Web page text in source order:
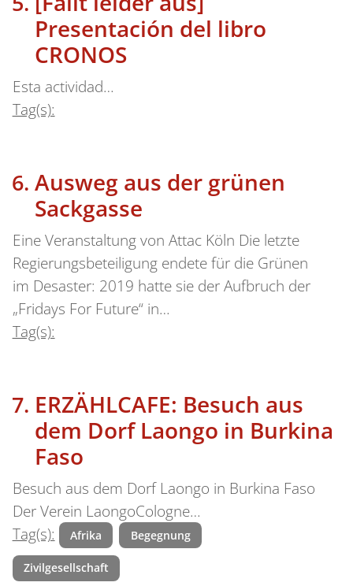
Presentación del libro
CRONOS
Esta actividad…
Tag(s):
Ausweg aus der grünen
Sackgasse
Eine Veranstaltung von Attac Köln Die letzte
Regierungsbeteiligung endete für die Grünen
im Desaster: 2019 hatte sie der Aufbruch der
„Fridays For Future“ in…
Tag(s):
ERZÄHLCAFE: Besuch aus
dem Dorf Laongo in Burkina
Faso
Besuch aus dem Dorf Laongo in Burkina Faso
Der Verein LaongoCologne…
Tag(s):
Afrika Begegnung
Zivilgesellschaft